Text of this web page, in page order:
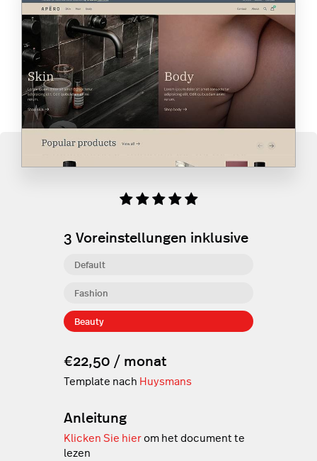
3 Voreinstellungen inklusive
Fashion
Default
Beauty
€22,50 / monat
Template nach Huysmans
Anleitung
Klicken Sie hierom het document te
lezen